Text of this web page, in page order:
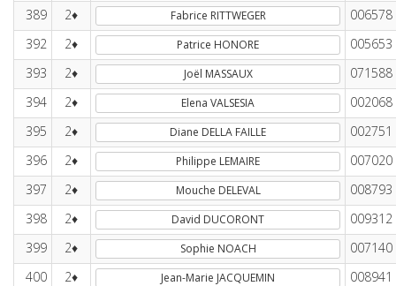
389
2♦ Fabrice RITTWEGER
006578
392
2♦ Patrice HONORE
005653
393
2♦ Joël MASSAUX
071588
394
2♦ Elena VALSESIA
002068
395
2♦ Diane DELLA FAILLE
002751
396
2♦ Philippe LEMAIRE
007020
397
2♦ Mouche DELEVAL
008793
398
2♦ David DUCORONT
009312
399
2♦ Sophie NOACH
007140
400
2♦ Jean-Marie JACQUEMIN
008941